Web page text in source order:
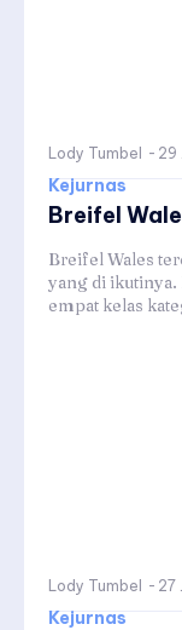
Lody Tumbel - 29
Kejurnas
Breifel
Breifel Wales
yang di
empat kelas
Lody Tumbel - 27
Kejurnas